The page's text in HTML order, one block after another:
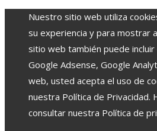
Nuestro sitio web utiliza
su experiencia y para mostrar
sitio web también puede
Google Adsense, Google
web, usted acepta el uso de
nuestra Política de Privacidad.
consultar nuestra Política de